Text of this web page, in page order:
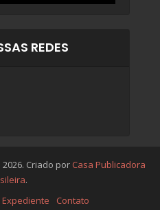
REDES
Criado por Casa Publicadora
.
Expediente Contato